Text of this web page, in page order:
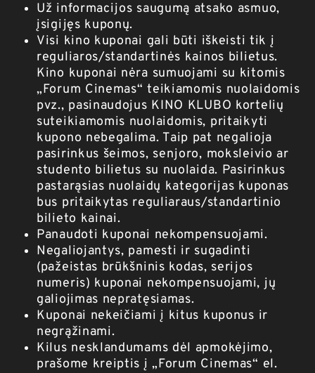
Už informacijos saugumą atsako asmuo,
įsigijęs kuponų.
Visi kino kuponai gali būti iškeisti tik į
reguliaros/standartinės kainos bilietus.
Kino kuponai nėra sumuojami su kitomis
„Forum Cinemas“ teikiamomis nuolaidomis
pvz., pasinaudojus KINO KLUBO kortelių
suteikiamomis nuolaidomis, pritaikyti
kupono nebegalima. Taip pat negalioja
pasirinkus šeimos, senjoro, moksleivio ar
studento bilietus su nuolaida. Pasirinkus
pastarąsias nuolaidų kategorijas kuponas
bus pritaikytas reguliaraus/standartinio
bilieto kainai.
Panaudoti kuponai nekompensuojami.
Negaliojantys, pamesti ir sugadinti
(pažeistas brūkšninis kodas, serijos
numeris) kuponai nekompensuojami, jų
galiojimas nepratęsiamas.
Kuponai nekeičiami į kitus kuponus ir
negrąžinami.
Kilus nesklandumams dėl apmokėjimo,
prašome kreiptis į „Forum Cinemas“ el.